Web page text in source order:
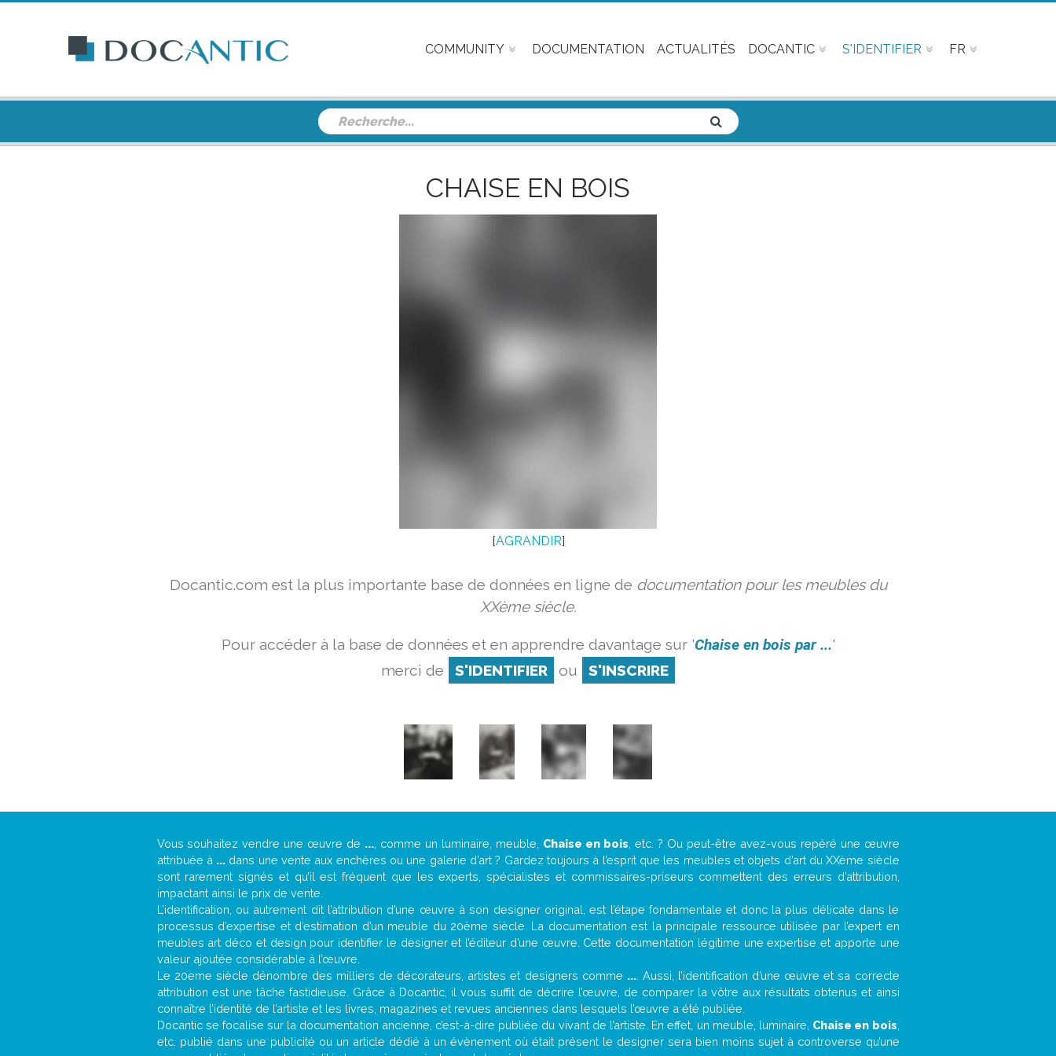
COMMUNITY DOCUMENTATION ACTUALITÉS DOCANTIC S'IDENTIFIER FR
CHAISE EN BOIS
[AGRANDIR]
Docantic.com est la plus importante base de données en ligne de documentation pour les meubles du
XXème siècle.
Pour accéder à la base de données et en apprendre davantage sur 'Chaise en bois par ...'
merci de
S'IDENTIFIER ou S'INSCRIRE
Vous souhaitez vendre une œuvre de ... , comme un luminaire, meuble, Chaise en bois , etc. ? Ou peut-être avez-vous repéré une œuvre
attribuée à ... dans une vente aux enchères ou une galerie d’art ? Gardez toujours à l’esprit que les meubles et objets d’art du XXème siècle
sont rarement signés et qu’il est fréquent que les experts, spécialistes et commissaires-priseurs commettent des erreurs d’attribution,
impactant ainsi le prix de vente.
L’identification, ou autrement dit l’attribution d’une œuvre à son designer original, est l’étape fondamentale et donc la plus délicate dans le
processus d’expertise et d’estimation d’un meuble du 20ème siècle. La documentation est la principale ressource utilisée par l’expert en
meubles art déco et design pour identifier le designer et l’éditeur d’une œuvre. Cette documentation légitime une expertise et apporte une
valeur ajoutée considérable à l’œuvre.
Le 20eme siècle dénombre des milliers de décorateurs, artistes et designers comme .... Aussi, l’identification d’une œuvre et sa correcte
attribution est une tâche fastidieuse. Grâce à Docantic, il vous suffit de décrire l’œuvre, de comparer la vôtre aux résultats obtenus et ainsi
connaître l’identité de l’artiste et les livres, magazines et revues anciennes dans lesquels l’œuvre a été publiée.
Docantic se focalise sur la documentation ancienne, c’est-à-dire publiée du vivant de l’artiste. En effet, un meuble, luminaire, Chaise en bois
etc. publié dans une publicité ou un article dédié à un évènement où était présent le designer sera bien moins sujet à controverse qu’une